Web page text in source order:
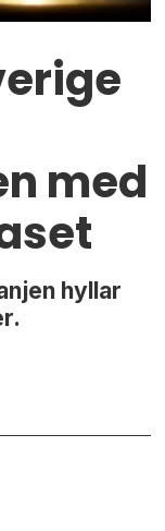
med
hyllar